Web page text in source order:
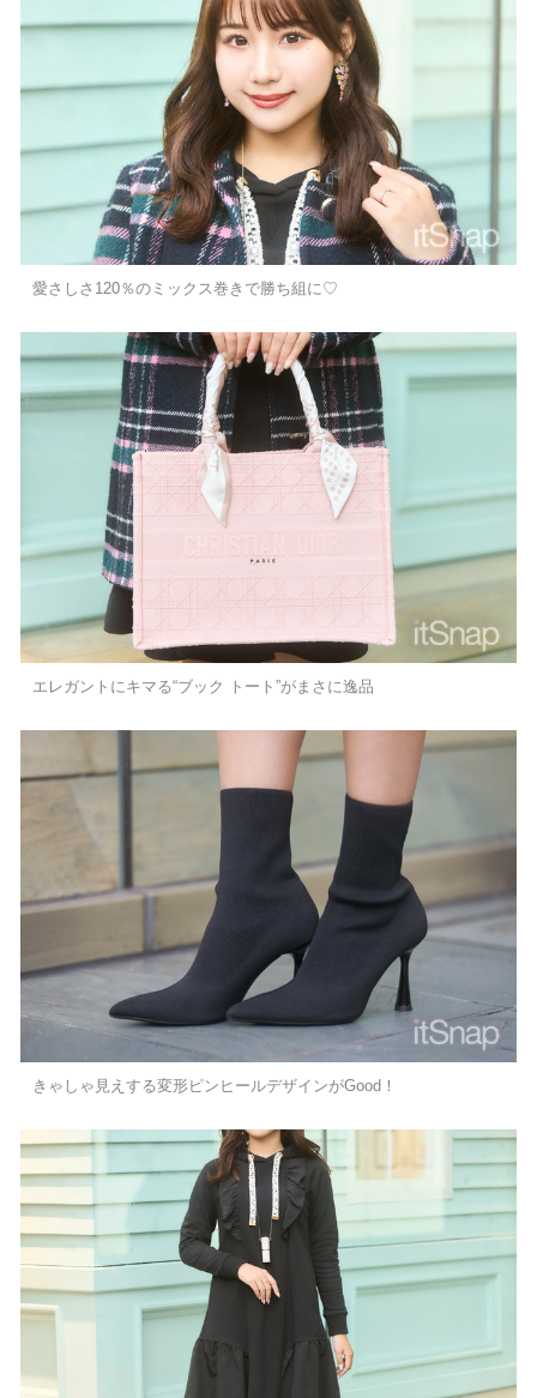
愛さしさ120％のミックス巻きで勝ち組に♡
エレガントにキマる“ブック トート”がまさに逸品
きゃしゃ見えする変形ピンヒールデザインがGood！